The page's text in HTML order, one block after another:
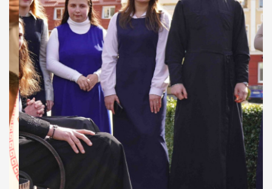
ДУХОВНО СИЛЬНІ!
ВПБА — спільнота, де
формується
покликання
Читати більше